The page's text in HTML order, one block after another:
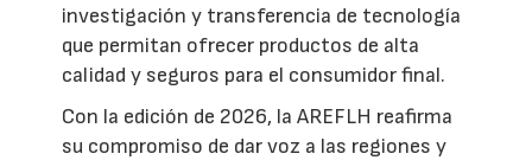
investigación y transferencia de tecnología
que permitan ofrecer productos de alta
calidad y seguros para el consumidor final.
Con la edición de 2026, la AREFLH reafirma
su compromiso de dar voz a las regiones y